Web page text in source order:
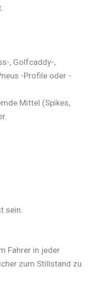
, Golfcaddy-,
-Profile oder -
Mittel (Spikes,
sein.
Fahrer in jeder
zum Stillstand zu